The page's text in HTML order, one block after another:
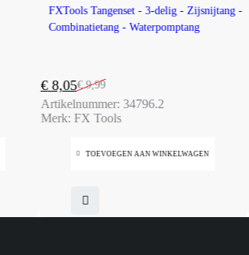
-19%
FXTools Tangenset - 3-delig - Zijsnijtang -
Combinatietang - Waterpomptang
€9,99
Oorspronkelijke
prijs
was:
€8,05
Huidige
prijs
is:
Artikelnummer: 34796.2
Merk: FX Tools
TOEVOEGEN AAN WINKELWAGEN